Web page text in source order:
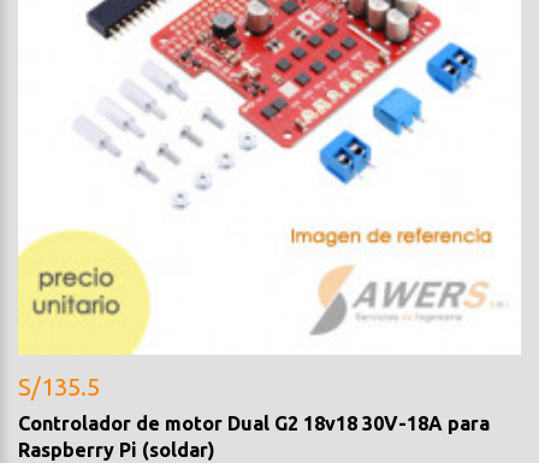
S/135.5
Controlador de motor Dual G2 18v18 30V-18A para
Raspberry Pi (soldar)